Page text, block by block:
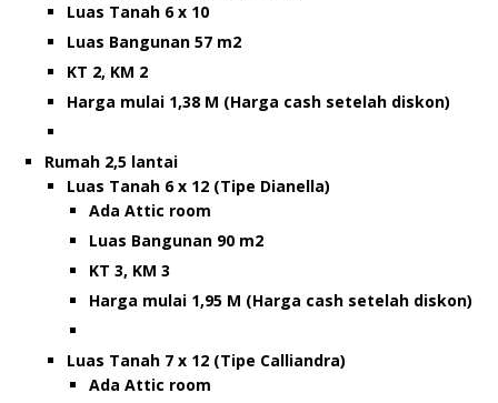
Luas Tanah 6 x 10
Luas Bangunan 57 m2
KT 2, KM 2
Harga mulai 1,38 M (Harga cash setelah diskon)
Rumah 2,5 lantai
Luas Tanah 6 x 12 (Tipe Dianella)
Ada Attic room
Luas Bangunan 90 m2
KT 3, KM 3
Harga mulai 1,95 M (Harga cash setelah diskon)
Luas Tanah 7 x 12 (Tipe Calliandra)
Ada Attic room